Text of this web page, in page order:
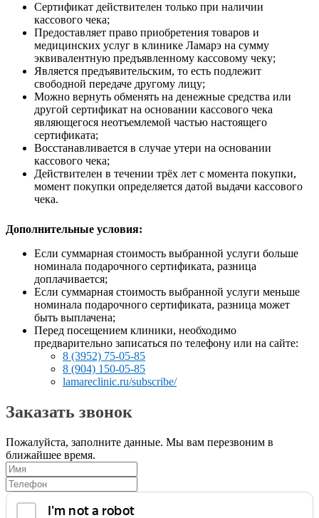
Сертификат действителен только при наличии
кассового чека;
Предоставляет право приобретения товаров и
медицинских услуг в клинике Ламарэ на сумму
эквивалентную предъявленному кассовому чеку;
Является предъявительским, то есть подлежит
свободной передаче другому лицу;
Можно вернуть обменять на денежные средства или
другой сертификат на основании кассового чека
являющегося неотъемлемой частью настоящего
сертификата;
Восстанавливается в случае утери на основании
кассового чека;
Действителен в течении трёх лет с момента покупки,
момент покупки определяется датой выдачи кассового
чека.
Дополнительные условия:
Если суммарная стоимость выбранной услуги больше
номинала подарочного сертификата, разница
доплачивается;
Если суммарная стоимость выбранной услуги меньше
номинала подарочного сертификата, разница может
быть выплачена;
Перед посещением клиники, необходимо
предварительно записаться по телефону или на сайте:
8 (3952) 75-05-85
8 (904) 150-05-85
lamareclinic.ru/subscribe/
Заказать звонок
Пожалуйста, заполните данные. Мы вам перезвоним в
ближайшее время.